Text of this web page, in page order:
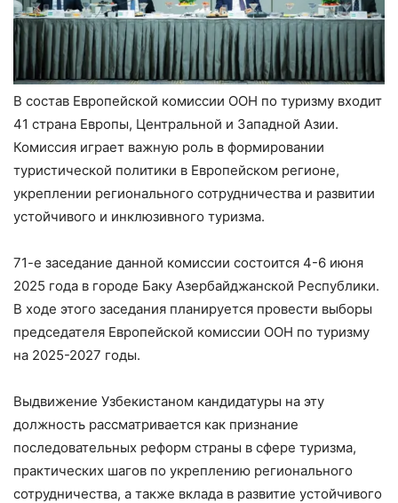
В состав Европейской комиссии ООН по туризму входит
41 страна Европы, Центральной и Западной Азии.
Комиссия играет важную роль в формировании
туристической политики в Европейском регионе,
укреплении регионального сотрудничества и развитии
устойчивого и инклюзивного туризма.
71-е заседание данной комиссии состоится 4-6 июня
2025 года в городе Баку Азербайджанской Республики.
В ходе этого заседания планируется провести выборы
председателя Европейской комиссии ООН по туризму
на 2025-2027 годы.
Выдвижение Узбекистаном кандидатуры на эту
должность рассматривается как признание
последовательных реформ страны в сфере туризма,
практических шагов по укреплению регионального
сотрудничества, а также вклада в развитие устойчивого